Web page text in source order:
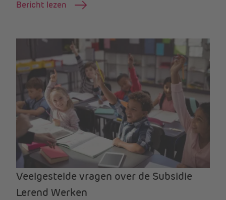
Bericht lezen
Veelgestelde vragen over de Subsidie
Lerend Werken